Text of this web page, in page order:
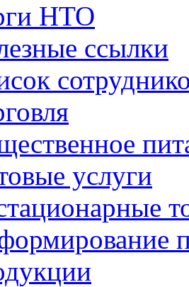
НТО
ссылки
услуги